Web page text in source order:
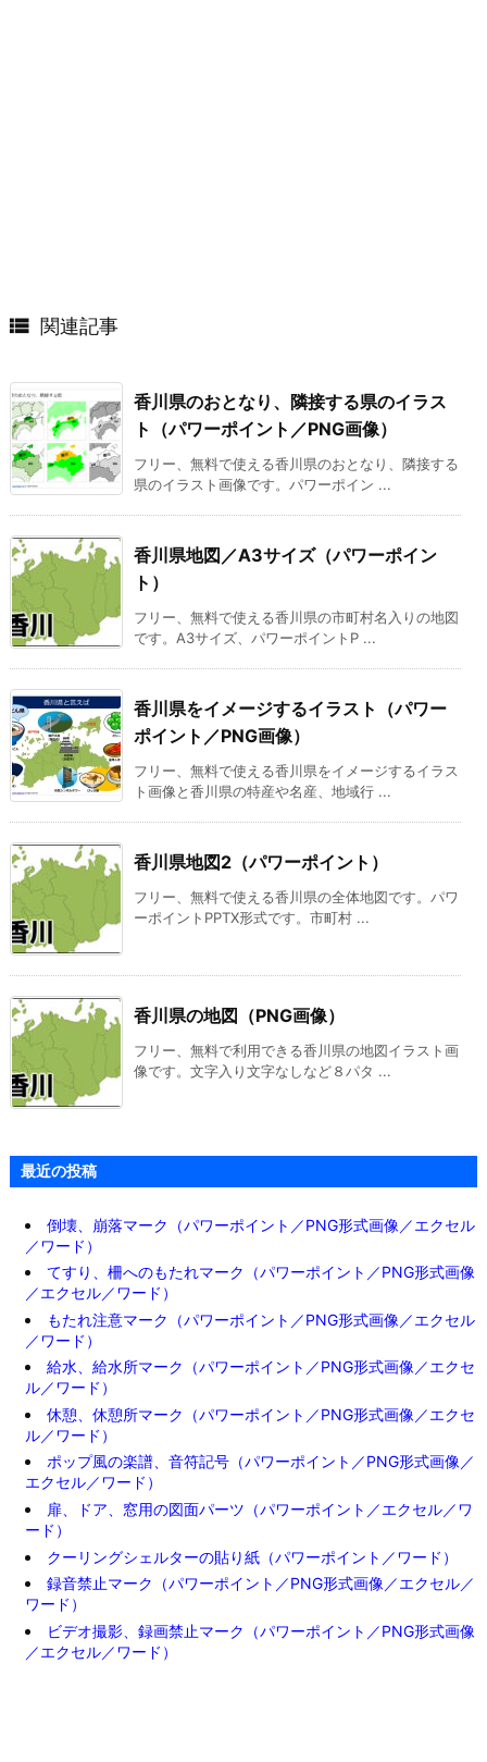
 関連記事
香川県のおとなり、隣接する県のイラス
ト（パワーポイント／PNG画像）
フリー、無料で使える香川県のおとなり、隣接する
県のイラスト画像です。パワーポイン ...
香川県地図／A3サイズ（パワーポイン
ト）
フリー、無料で使える香川県の市町村名入りの地図
です。A3サイズ、パワーポイントP ...
香川県をイメージするイラスト（パワー
ポイント／PNG画像）
フリー、無料で使える香川県をイメージするイラス
ト画像と香川県の特産や名産、地域行 ...
香川県地図2（パワーポイント）
フリー、無料で使える香川県の全体地図です。パワ
ーポイントPPTX形式です。市町村 ...
香川県の地図（PNG画像）
フリー、無料で利用できる香川県の地図イラスト画
像です。文字入り文字なしなど８パタ ...
最近の投稿
倒壊、崩落マーク（パワーポイント／PNG形式画像／エクセル
／ワード）
てすり、柵へのもたれマーク（パワーポイント／PNG形式画像
／エクセル／ワード）
もたれ注意マーク（パワーポイント／PNG形式画像／エクセル
／ワード）
給水、給水所マーク（パワーポイント／PNG形式画像／エクセ
ル／ワード）
休憩、休憩所マーク（パワーポイント／PNG形式画像／エクセ
ル／ワード）
ポップ風の楽譜、音符記号（パワーポイント／PNG形式画像／
エクセル／ワード）
扉、ドア、窓用の図面パーツ（パワーポイント／エクセル／ワ
ード）
クーリングシェルターの貼り紙（パワーポイント／ワード）
録音禁止マーク（パワーポイント／PNG形式画像／エクセル／
ワード）
ビデオ撮影、録画禁止マーク（パワーポイント／PNG形式画像
／エクセル／ワード）